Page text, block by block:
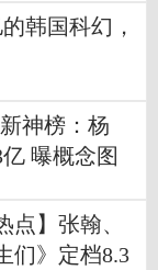
韩国科幻，
神榜：杨
曝概念图
点】张翰、
们》定档8.3